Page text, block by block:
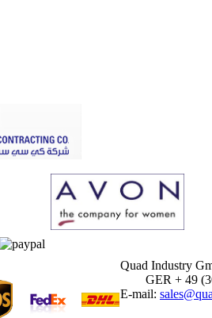
Quad Industry
GER + 49
E-mail: